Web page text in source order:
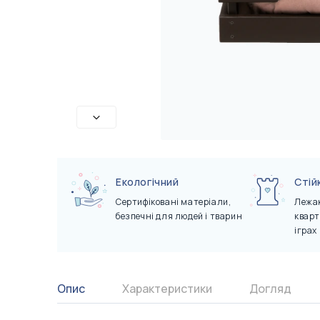
Екологічний
Сертифіковані матеріали,
безпечні для людей і тварин
іграх
Опис Характеристики Догляд